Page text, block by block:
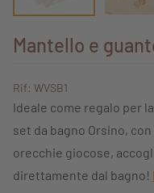
Mantello e
Rif: WVSB1
Ideale come regalo per
set da bagno Orsino,
orecchie giocose,
direttamente dal bagno!